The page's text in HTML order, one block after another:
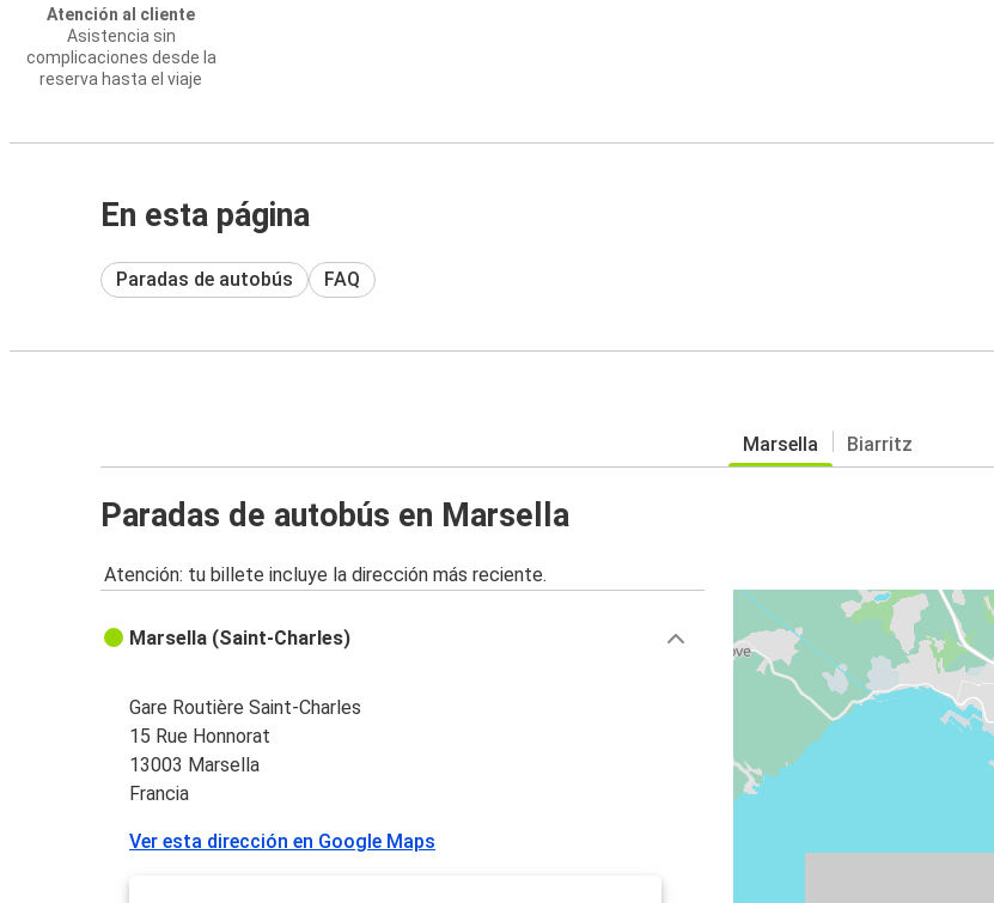
Atención al cliente
Asistencia sin
complicaciones desde la
reserva hasta el viaje
En esta página
Paradas de autobús FAQ
Marsella Biarritz
Paradas de autobús en Marsella
Atención: tu billete incluye la dirección más reciente.
Marsella (Saint-Charles)
Gare Routière Saint-Charles
15 Rue Honnorat
13003 Marsella
Francia
Ver esta dirección en Google Maps